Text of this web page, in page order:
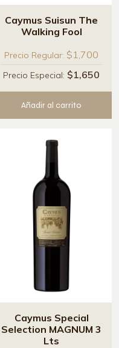
Caymus Suisun The
Walking Fool
Precio Regular: $1,700
Precio Especial: $1,650
Añadir al carrito
Caymus Special
Selection MAGNUM 3
Lts